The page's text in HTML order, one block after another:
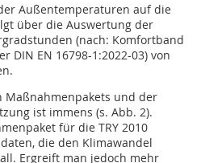
Außentemperaturen auf die
über die Auswertung der
(nach: Komfortband
DIN EN 16798-1:2022-03) von
Maßnahmenpakets und der
ist immens (s. Abb. 2).
für die TRY 2010
die den Klimawandel
Ergreift man jedoch mehr